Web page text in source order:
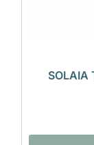
SOLAIA